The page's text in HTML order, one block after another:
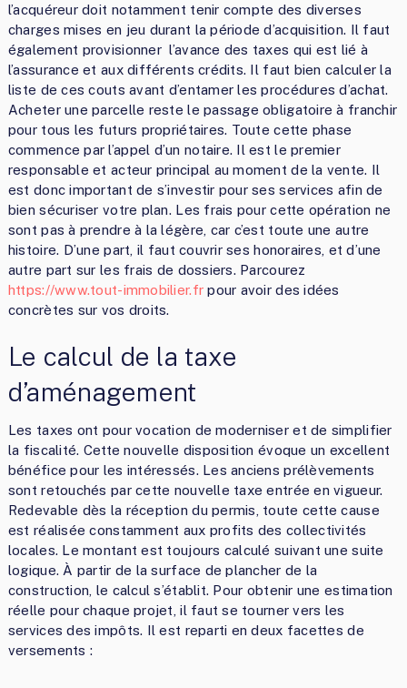
l’acquéreur doit notamment tenir compte des diverses
charges mises en jeu durant la période d’acquisition. Il faut
également provisionner l’avance des taxes qui est lié à
l’assurance et aux différents crédits. Il faut bien calculer la
liste de ces couts avant d’entamer les procédures d’achat.
Acheter une parcelle reste le passage obligatoire à franchir
pour tous les futurs propriétaires. Toute cette phase
commence par l’appel d’un notaire. Il est le premier
responsable et acteur principal au moment de la vente. Il
est donc important de s’investir pour ses services afin de
bien sécuriser votre plan. Les frais pour cette opération ne
sont pas à prendre à la légère, car c’est toute une autre
histoire. D’une part, il faut couvrir ses honoraires, et d’une
autre part sur les frais de dossiers. Parcourez
https://www.tout-immobilier.fr pour avoir des idées
concrètes sur vos droits.
Le calcul de la taxe
d’aménagement
Les taxes ont pour vocation de moderniser et de simplifier
la fiscalité. Cette nouvelle disposition évoque un excellent
bénéfice pour les intéressés. Les anciens prélèvements
sont retouchés par cette nouvelle taxe entrée en vigueur.
Redevable dès la réception du permis, toute cette cause
est réalisée constamment aux profits des collectivités
locales. Le montant est toujours calculé suivant une suite
logique. À partir de la surface de plancher de la
construction, le calcul s’établit. Pour obtenir une estimation
réelle pour chaque projet, il faut se tourner vers les
services des impôts. Il est reparti en deux facettes de
versements :